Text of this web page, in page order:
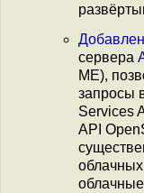
сервера
ME),
запросы
Services
API